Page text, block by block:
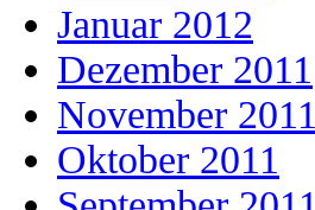
Januar 2012
Dezember 2011
November 2011
Oktober 2011